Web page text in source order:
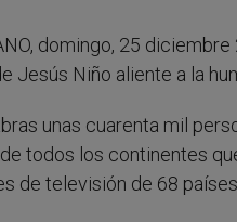
domingo, 25 diciembre
Jesús Niño aliente a la
unas cuarenta mil
todos los continentes
de televisión de 68